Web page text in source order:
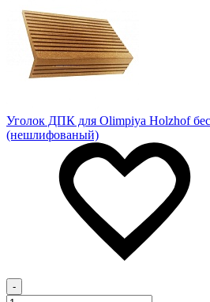
Уголок ДПК для Olimpiya Holzhof
(нешлифованый)
-